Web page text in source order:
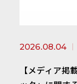
2026.08.04
【メディア